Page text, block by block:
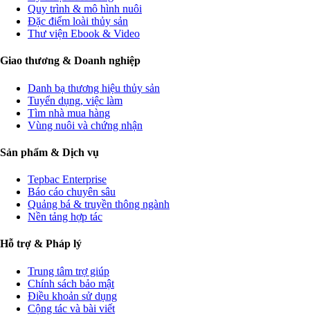
Quy trình & mô hình nuôi
Đặc điểm loài thủy sản
Thư viện Ebook & Video
Giao thương & Doanh nghiệp
Danh bạ thương hiệu thủy sản
Tuyển dụng, việc làm
Tìm nhà mua hàng
Vùng nuôi và chứng nhận
Sản phẩm & Dịch vụ
Tepbac Enterprise
Báo cáo chuyên sâu
Quảng bá & truyền thông ngành
Nền tảng hợp tác
Hỗ trợ & Pháp lý
Trung tâm trợ giúp
Chính sách bảo mật
Điều khoản sử dụng
Cộng tác và bài viết